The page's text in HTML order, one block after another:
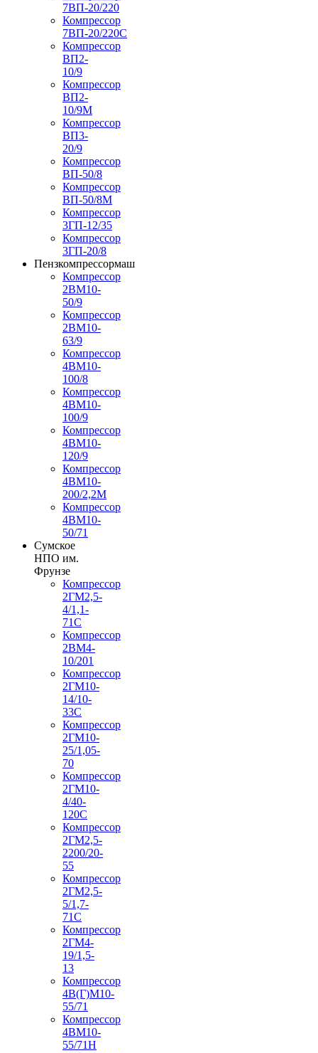
7ВП-20/220
Компрессор
7ВП-20/220С
Компрессор
ВП2-
10/9
Компрессор
ВП2-
10/9М
Компрессор
ВП3-
20/9
Компрессор
ВП-50/8
Компрессор
ВП-50/8М
Компрессор
3ГП-12/35
Компрессор
3ГП-20/8
Пензкомпрессормаш
Компрессор
2ВМ10-
50/9
Компрессор
2ВМ10-
63/9
Компрессор
4ВМ10-
100/8
Компрессор
4ВМ10-
100/9
Компрессор
4ВМ10-
120/9
Компрессор
4ВМ10-
200/2,2М
Компрессор
4ВМ10-
50/71
Сумское
НПО им.
Фрунзе
Компрессор
2ГМ2,5-
4/1,1-
71С
Компрессор
2ВМ4-
10/201
Компрессор
2ГМ10-
14/10-
33С
Компрессор
2ГМ10-
25/1,05-
70
Компрессор
2ГМ10-
4/40-
120С
Компрессор
2ГМ2,5-
2200/20-
55
Компрессор
2ГМ2,5-
5/1,7-
71С
Компрессор
2ГМ4-
19/1,5-
13
Компрессор
4В(Г)М10-
55/71
Компрессор
4ВМ10-
55/71Н